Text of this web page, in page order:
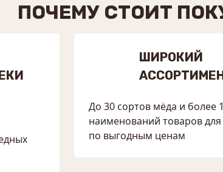
ПОЧЕМУ СТОИТ
ШИРОКИЙ
До 30 сортов мёда и более
наименований товаров
по выгодным ценам